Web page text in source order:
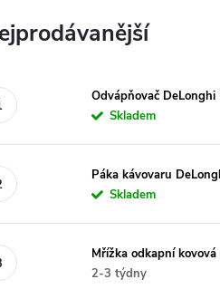
Odvápňovač
Skladem
Páka kávovaru
Skladem
Mřížka odkapní
2-3 týdny